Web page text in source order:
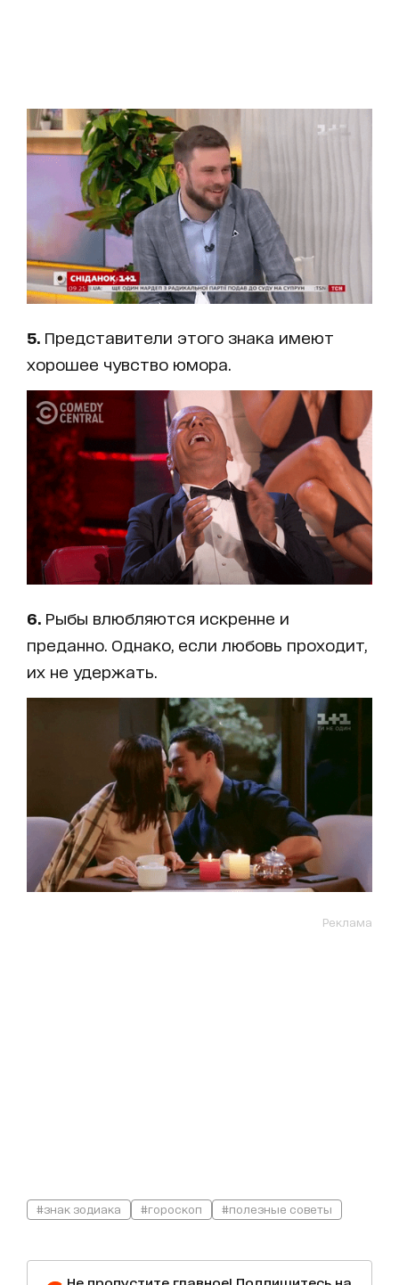
5. Представители этого знака имеют
хорошее чувство юмора.
6. Рыбы влюбляются искренне и
преданно. Однако, если любовь проходит,
их не удержать.
Реклама
#знак зодиака #гороскоп #полезные советы